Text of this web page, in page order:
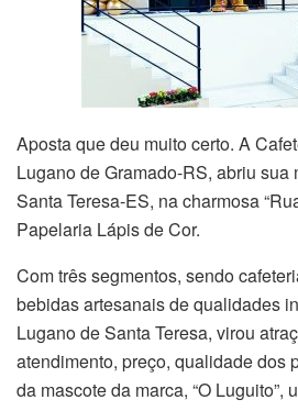
Aposta que deu muito certo. A
Lugano de Gramado-RS, abriu sua
Santa Teresa-ES, na charmosa
Papelaria Lápis de Cor.
Com três segmentos, sendo
bebidas artesanais de qualidades
Lugano de Santa Teresa, virou
atendimento, preço, qualidade dos
da mascote da marca, “O Luguito”,